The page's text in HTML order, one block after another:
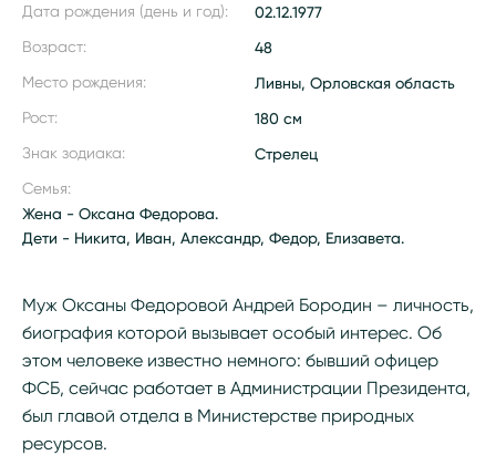
Дата рождения (день и год): 02.12.1977
Возраст: 48
Место рождения: Ливны, Орловская область
Рост: 180 см
Знак зодиака: Стрелец
Семья:
Жена - Оксана Федорова.
Дети - Никита, Иван, Александр, Федор, Елизавета.
Муж Оксаны Федоровой Андрей Бородин – личность,
биография которой вызывает особый интерес. Об
этом человеке известно немного: бывший офицер
ФСБ, сейчас работает в Администрации Президента,
был главой отдела в Министерстве природных
ресурсов.